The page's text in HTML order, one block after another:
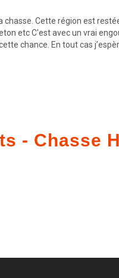
Cette région est
etc C'est avec un vrai
chance. En tout cas
- Chasse